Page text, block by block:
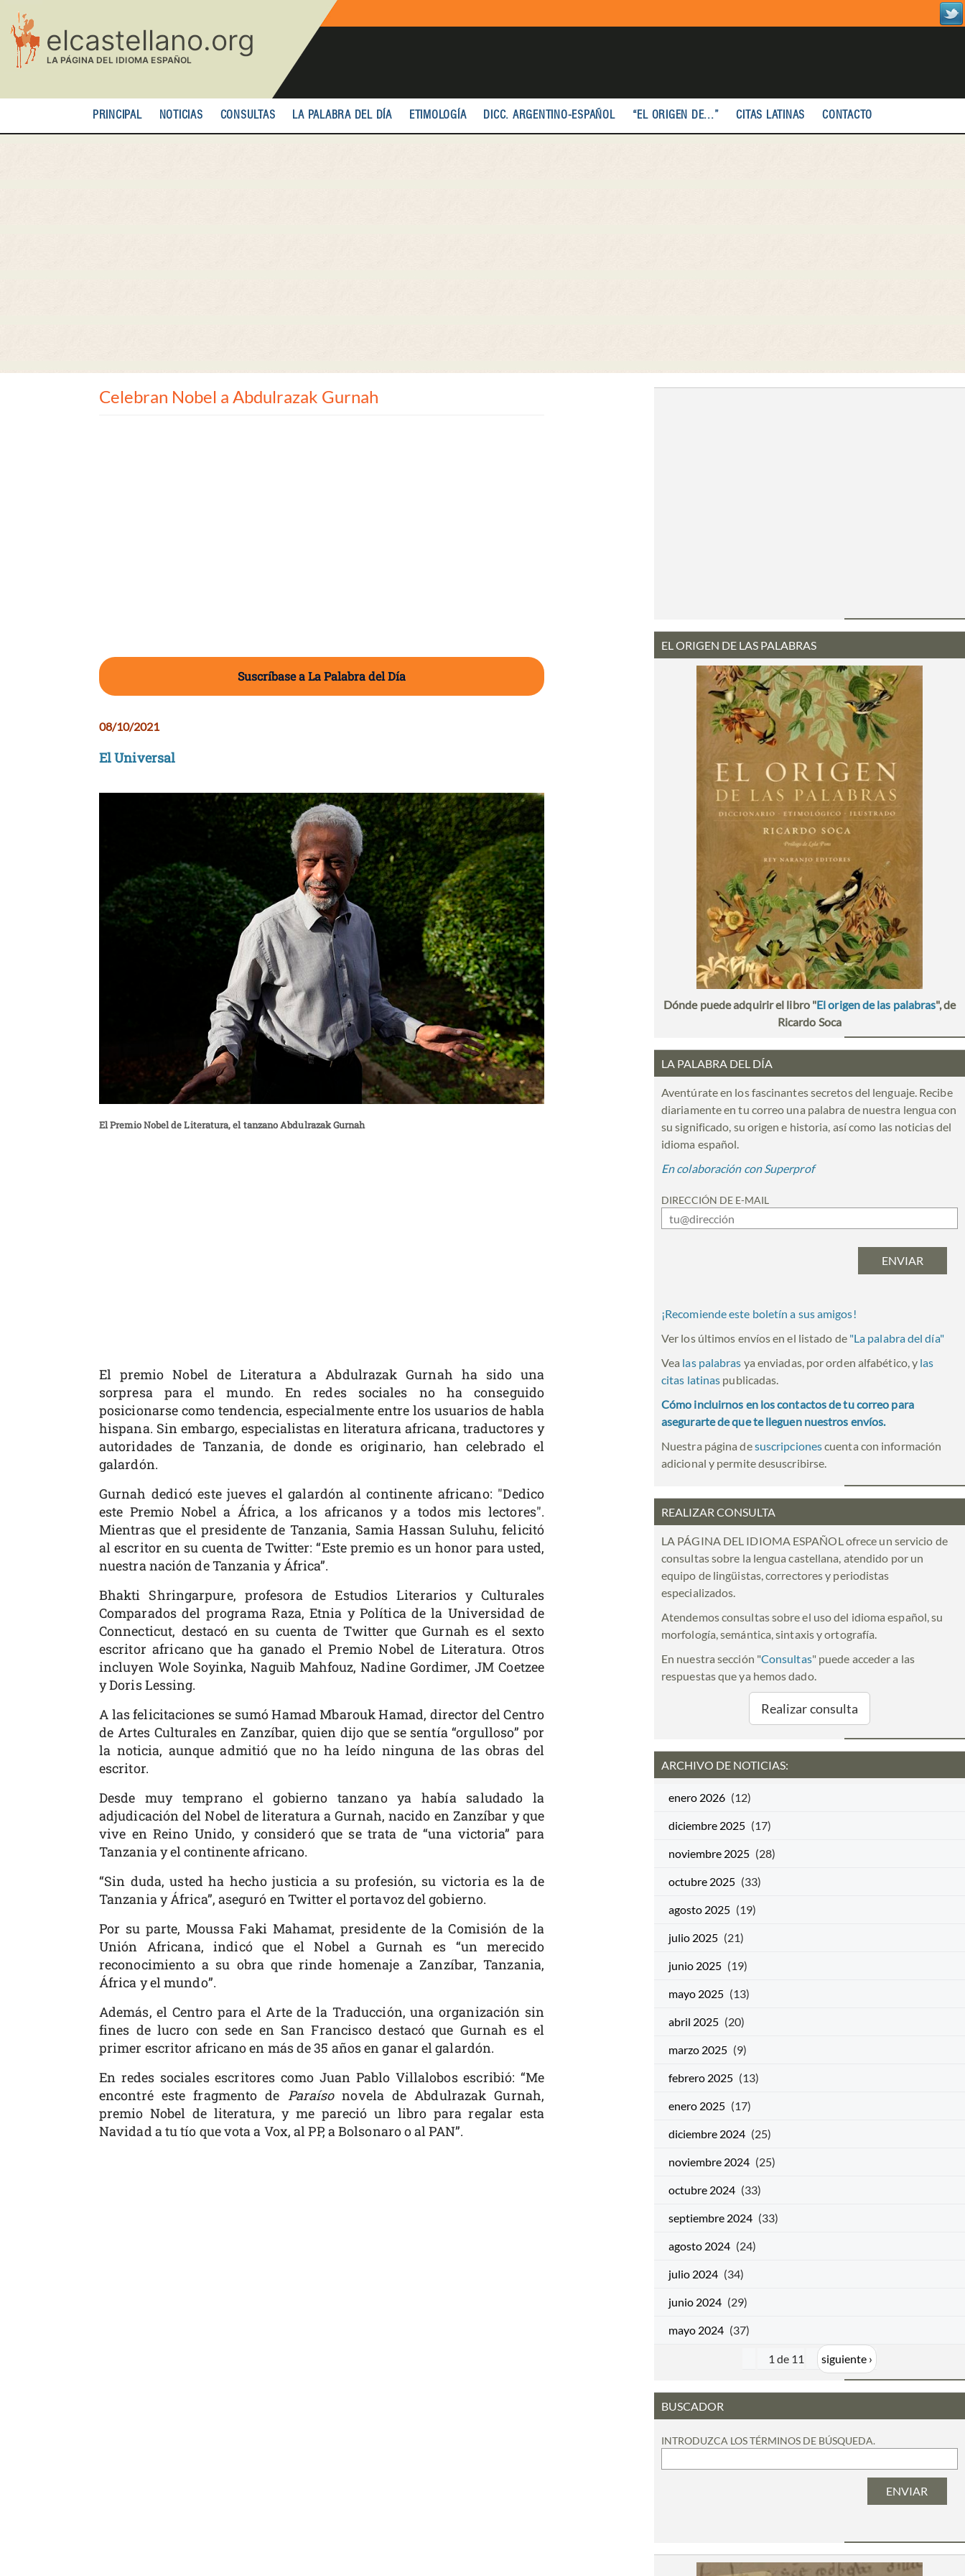
contenido
principal
PRINCIPAL NOTICIAS CONSULTAS LA PALABRA DEL DÍA ETIMOLOGÍA DICC. ARGENTINO-ESPAÑOL “EL ORIGEN DE...” CITAS LATINAS CONTACTO
Celebran Nobel a Abdulrazak Gurnah
Suscríbase a La Palabra del Día
08/10/2021
El Universal
El Premio Nobel de Literatura, el tanzano Abdulrazak Gurnah
El premio Nobel de Literatura a Abdulrazak Gurnah ha sido una
sorpresa para el mundo. En redes sociales no ha conseguido
posicionarse como tendencia, especialmente entre los usuarios de habla
hispana. Sin embargo, especialistas en literatura africana, traductores y
autoridades de Tanzania, de donde es originario, han celebrado el
galardón.
Gurnah dedicó este jueves el galardón al continente africano: "Dedico
este Premio Nobel a África, a los africanos y a todos mis lectores".
Mientras que el presidente de Tanzania, Samia Hassan Suluhu, felicitó
al escritor en su cuenta de Twitter: “Este premio es un honor para usted,
nuestra nación de Tanzania y África”.
Bhakti Shringarpure, profesora de Estudios Literarios y Culturales
Comparados del programa Raza, Etnia y Política de la Universidad de
Connecticut, destacó en su cuenta de Twitter que Gurnah es el sexto
escritor africano que ha ganado el Premio Nobel de Literatura. Otros
incluyen Wole Soyinka, Naguib Mahfouz, Nadine Gordimer, JM Coetzee
y Doris Lessing.
A las felicitaciones se sumó Hamad Mbarouk Hamad, director del Centro
de Artes Culturales en Zanzíbar, quien dijo que se sentía “orgulloso” por
la noticia, aunque admitió que no ha leído ninguna de las obras del
escritor.
Desde muy temprano el gobierno tanzano ya había saludado la
adjudicación del Nobel de literatura a Gurnah, nacido en Zanzíbar y que
vive en Reino Unido, y consideró que se trata de “una victoria” para
Tanzania y el continente africano.
“Sin duda, usted ha hecho justicia a su profesión, su victoria es la de
Tanzania y África”, aseguró en Twitter el portavoz del gobierno.
Por su parte, Moussa Faki Mahamat, presidente de la Comisión de la
Unión Africana, indicó que el Nobel a Gurnah es “un merecido
reconocimiento a su obra que rinde homenaje a Zanzíbar, Tanzania,
África y el mundo”.
Además, el Centro para el Arte de la Traducción, una organización sin
fines de lucro con sede en San Francisco destacó que Gurnah es el
primer escritor africano en más de 35 años en ganar el galardón.
En redes sociales escritores como Juan Pablo Villalobos escribió: “Me
encontré este fragmento de Paraísonovela de Abdulrazak Gurnah,
premio Nobel de literatura, y me pareció un libro para regalar esta
Navidad a tu tío que vota a Vox, al PP, a Bolsonaro o al PAN”.
EL ORIGEN DE LAS PALABRAS
Dónde puede adquirir el libro "El origen de las palabras", de
Ricardo Soca
LA PALABRA DEL DÍA
Aventúrate en los fascinantes secretos del lenguaje. Recibe
diariamente en tu correo una palabra de nuestra lengua con
su significado, su origen e historia, así como las noticias del
idioma español.
En colaboración con Superprof
DIRECCIÓN DE E-MAIL
¡Recomiende este boletín a sus amigos!
Ver los últimos envíos en el listado de "La palabra del día"
Vea las palabras ya enviadas, por orden alfabético, y las
citas latinas publicadas.
Cómo incluirnos en los contactos de tu correo para
asegurarte de que te lleguen nuestros envíos.
Nuestra página desuscripcionescuenta con información
adicional y permite desuscribirse.
REALIZAR CONSULTA
LA PÁGINA DEL IDIOMA ESPAÑOL ofrece un servicio de
consultas sobre la lengua castellana, atendido por un
equipo de lingüistas, correctores y periodistas
especializados.
Atendemos consultas sobre el uso del idioma español, su
morfología, semántica, sintaxis y ortografía.
En nuestra sección "Consultas" puede acceder a las
respuestas que ya hemos dado.
Realizar consulta
ARCHIVO DE NOTICIAS:
enero 2026 (12)
diciembre 2025 (17)
noviembre 2025 (28)
octubre 2025 (33)
agosto 2025 (19)
julio 2025 (21)
junio 2025 (19)
mayo 2025 (13)
abril 2025 (20)
marzo 2025 (9)
febrero 2025 (13)
enero 2025 (17)
diciembre 2024 (25)
noviembre 2024 (25)
octubre 2024 (33)
septiembre 2024 (33)
agosto 2024 (24)
julio 2024 (34)
junio 2024 (29)
mayo 2024 (37)
1 de 11 siguiente ›
BUSCADOR
INTRODUZCA LOS TÉRMINOS DE BÚSQUEDA.